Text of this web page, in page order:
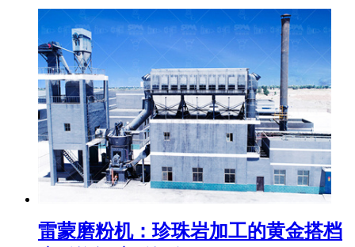
雷蒙磨粉机：珍珠岩加工的黄金搭档